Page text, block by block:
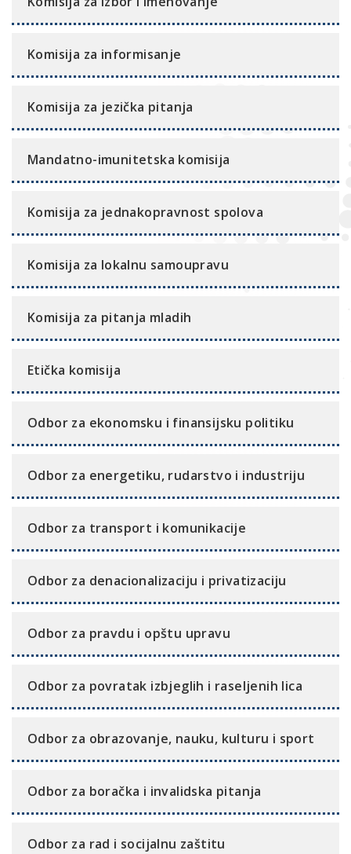
Komisija za informisanje
Komisija za jezička pitanja
Mandatno-imunitetska komisija
Komisija za jednakopravnost spolova
Komisija za lokalnu samoupravu
Komisija za pitanja mladih
Etička komisija
Odbor za ekonomsku i finansijsku politiku
Odbor za energetiku, rudarstvo i industriju
Odbor za transport i komunikacije
Odbor za denacionalizaciju i privatizaciju
Odbor za pravdu i opštu upravu
Odbor za povratak izbjeglih i raseljenih lica
Odbor za obrazovanje, nauku, kulturu i sport
Odbor za boračka i invalidska pitanja
Odbor za rad i socijalnu zaštitu